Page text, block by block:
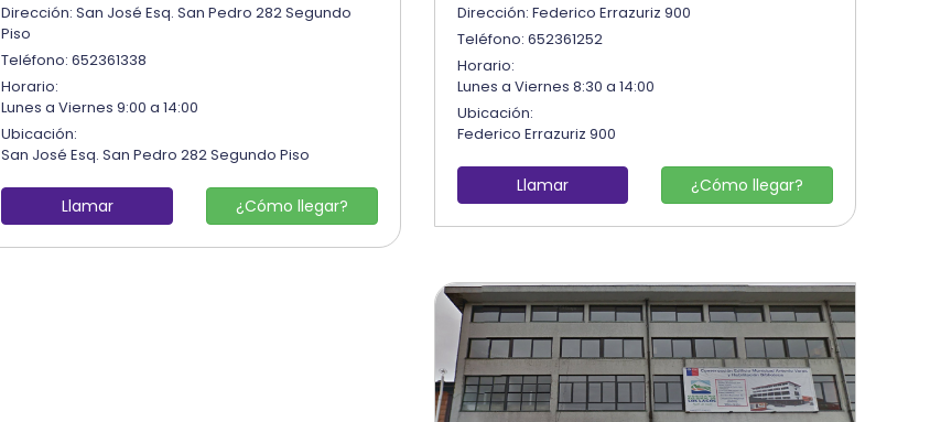
Dirección: San José Esq. San Pedro 282 Segundo
Piso
Teléfono: 652361338
Horario:
Lunes a Viernes 9:00 a 14:00
Ubicación:
San José Esq. San Pedro 282 Segundo Piso
Llamar ¿Cómo llegar?
Dirección: Federico Errazuriz 900
Teléfono: 652361252
Horario:
Lunes a Viernes 8:30 a 14:00
Ubicación:
Federico Errazuriz 900
Llamar ¿Cómo llegar?